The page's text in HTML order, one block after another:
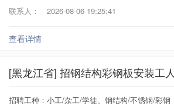
联系人：
2026-08-06 19:25:41
查看详情
[黑龙江省] 招钢结构彩钢板安装工人
招聘工种：小工/杂工/学徒、钢结构/不锈钢/彩钢